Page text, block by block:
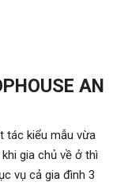
AN
tác kiểu mẫu vừa
gia chủ về ở thì
vụ cả gia đình 3